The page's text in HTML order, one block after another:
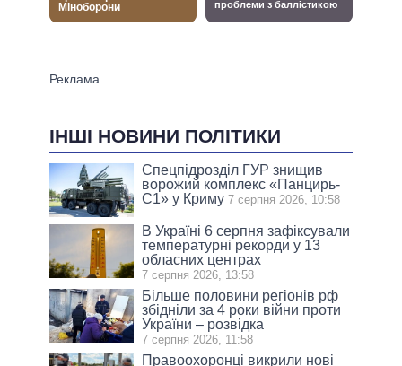
ІНШІ НОВИНИ ПОЛІТИКИ
Спецпідрозділ ГУР знищив
ворожий комплекс «Панцирь-
С1» у Криму 7 серпня 2026, 10:58
В Україні 6 серпня зафіксували
температурні рекорди у 13
обласних центрах
7 серпня 2026, 13:58
Більше половини регіонів рф
збідніли за 4 роки війни проти
України – розвідка
7 серпня 2026, 11:58
Правоохоронці викрили нові